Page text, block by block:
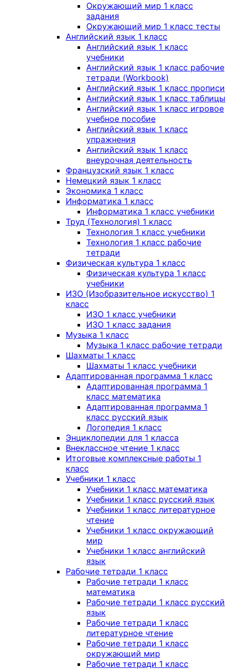
Окружающий мир 1 класс
задания
Окружающий мир 1 класс тесты
Английский язык 1 класс
Английский язык 1 класс
учебники
Английский язык 1 класс рабочие
тетради (Workbook)
Английский язык 1 класс прописи
Английский язык 1 класс таблицы
Английский язык 1 класс игровое
учебное пособие
Английский язык 1 класс
упражнения
Английский язык 1 класс
внеурочная деятельность
Французский язык 1 класс
Немецкий язык 1 класс
Экономика 1 класс
Информатика 1 класс
Информатика 1 класс учебники
Труд (Технология) 1 класс
Технология 1 класс учебники
Технология 1 класс рабочие
тетради
Физическая культура 1 класс
Физическая культура 1 класс
учебники
ИЗО (Изобразительное искусство) 1
класс
ИЗО 1 класс учебники
ИЗО 1 класс задания
Музыка 1 класс
Музыка 1 класс рабочие тетради
Шахматы 1 класс
Шахматы 1 класс учебники
Адаптированная программа 1 класс
Адаптированная программа 1
класс математика
Адаптированная программа 1
класс русский язык
Логопедия 1 класс
Энциклопедии для 1 класса
Внеклассное чтение 1 класс
Итоговые комплексные работы 1
класс
Учебники 1 класс
Учебники 1 класс математика
Учебники 1 класс русский язык
Учебники 1 класс литературное
чтение
Учебники 1 класс окружающий
мир
Учебники 1 класс английский
язык
Рабочие тетради 1 класс
Рабочие тетради 1 класс
математика
Рабочие тетради 1 класс русский
язык
Рабочие тетради 1 класс
литературное чтение
Рабочие тетради 1 класс
окружающий мир
Рабочие тетради 1 класс